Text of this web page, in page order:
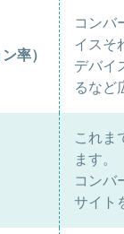
率）
コンバ
イスそ
デバイ
るなど
これま
ます。
コンバ
サイト